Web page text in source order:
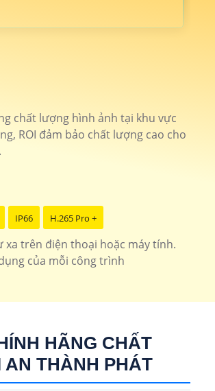
cài đặtCS-C6N
DH-SD2A200HB-GN-AW-PV-S2
dụng
sử dụng cho công trình là
chất lượng hình ảnh tại khu vực
ROI đảm bảo chất lượng cao cho
IP66 H.265 Pro +
xa trên điện thoại hoặc máy tính.
của mỗi công trình
HÃNG CHẤT
THÀNH PHÁT